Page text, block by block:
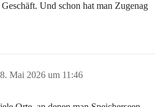
Und schon hat man Zugenag
8. Mai 2026 um 11:46